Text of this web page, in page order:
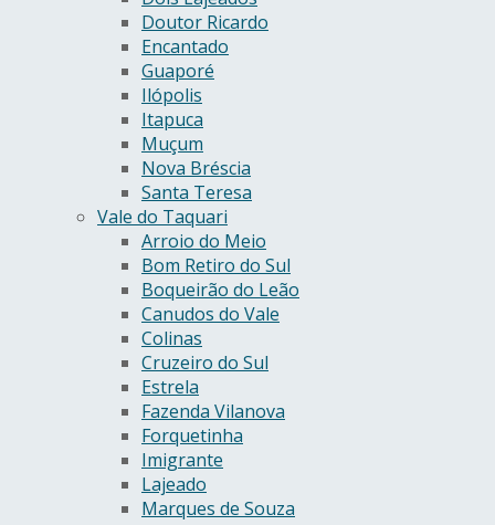
Doutor Ricardo
Encantado
Guaporé
Ilópolis
Itapuca
Muçum
Nova Bréscia
Santa Teresa
Vale do Taquari
Arroio do Meio
Bom Retiro do Sul
Boqueirão do Leão
Canudos do Vale
Colinas
Cruzeiro do Sul
Estrela
Fazenda Vilanova
Forquetinha
Imigrante
Lajeado
Marques de Souza